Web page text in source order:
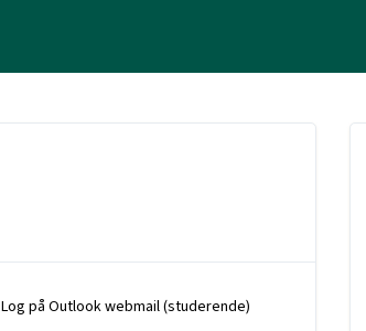
Log på Outlook webmail (studerende)